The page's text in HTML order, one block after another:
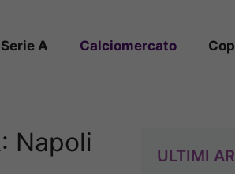
Serie A Calciomercato
Napoli
ULTIMI